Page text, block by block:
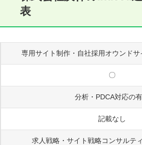
表
専用サイト制作・自社採用オウンド
〇
分析・PDCA対応の
記載なし
求人戦略・サイト戦略コンサルテ